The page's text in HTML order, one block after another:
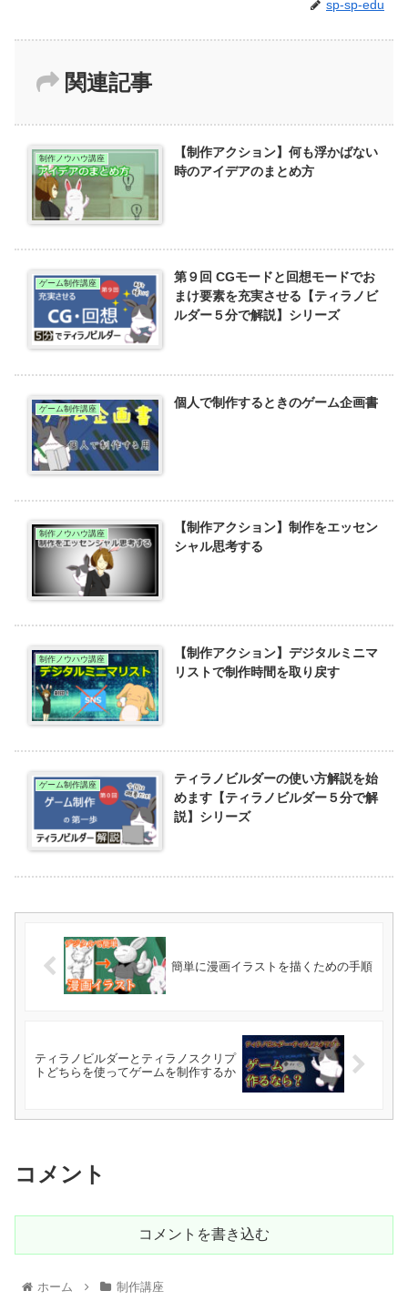
sp-sp-edu
関連記事
制作ノウハウ講座
【制作アクション】何も浮かばない
時のアイデアのまとめ方
ゲーム制作講座
第９回 CGモードと回想モードでお
まけ要素を充実させる【ティラノビ
ルダー５分で解説】シリーズ
ゲーム制作講座 個人で制作するときのゲーム企画書
制作ノウハウ講座
【制作アクション】制作をエッセン
シャル思考する
制作ノウハウ講座
【制作アクション】デジタルミニマ
リストで制作時間を取り戻す
ゲーム制作講座
ティラノビルダーの使い方解説を始
めます【ティラノビルダー５分で解
説】シリーズ
簡単に漫画イラストを描くための手順
ティラノビルダーとティラノスクリプ
トどちらを使ってゲームを制作するか
コメント
コメントを書き込む
ホーム 制作講座